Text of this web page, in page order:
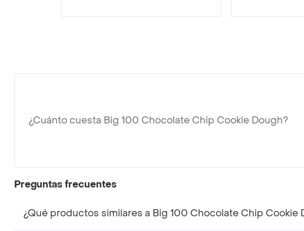
¿Cuánto cuesta Big 100 Chocolate Chip Cookie Dough?
Preguntas frecuentes
¿Qué productos similares a Big 100 Chocolate Chip